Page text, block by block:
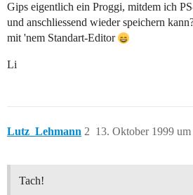
Gips eigentlich ein Proggi, mitdem ich
und anschliessend wieder speichern
mit 'nem Standart-Editor
Li
Lutz_Lehmann 13. Oktober 1999
2
Tach!